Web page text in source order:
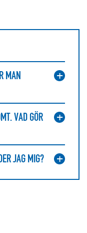
MAN
VAD GÖR
JAG MIG?